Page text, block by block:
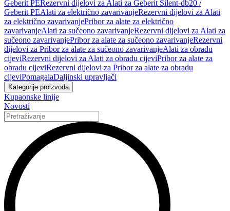
Geberit PERezervni dijelovi za Alati za Geberit Silent-db20 /
Geberit PEAlati za električno zavarivanjeRezervni dijelovi za Alati
za električno zavarivanjePribor za alate za električno
zavarivanjeAlati za sučeono zavarivanjeRezervni dijelovi za Alati za
sučeono zavarivanjePribor za alate za sučeono zavarivanjeRezervni
dijelovi za Pribor za alate za sučeono zavarivanjeAlati za obradu
cijeviRezervni dijelovi za Alati za obradu cijeviPribor za alate za
obradu cijeviRezervni dijelovi za Pribor za alate za obradu
cijeviPomagalaDaljinski upravljači
Kategorije proizvoda
Kupaonske linije
Novosti